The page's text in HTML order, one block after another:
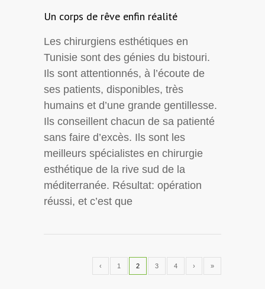
Un corps de rêve enfin réalité
Les chirurgiens esthétiques en
Tunisie sont des génies du bistouri.
Ils sont attentionnés, à l’écoute de
ses patients, disponibles, très
humains et d’une grande gentillesse.
Ils conseillent chacun de sa patienté
sans faire d’excès. Ils sont les
meilleurs spécialistes en chirurgie
esthétique de la rive sud de la
méditerranée. Résultat: opération
réussi, et c’est que
‹ 1 2 3 4 › »